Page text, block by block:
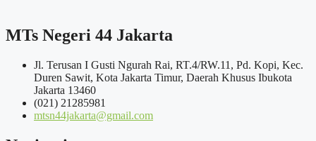
MTs Negeri 44 Jakarta
Jl. Terusan I Gusti Ngurah Rai, RT.4/RW.11, Pd. Kopi, Kec.
Duren Sawit, Kota Jakarta Timur, Daerah Khusus Ibukota
Jakarta 13460
(021) 21285981
mtsn44jakarta@gmail.com